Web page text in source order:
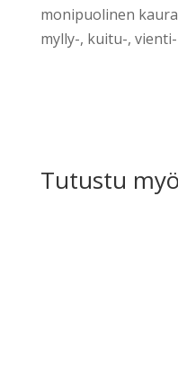
monipuolinen
mylly-, kuitu-,
Tutustu